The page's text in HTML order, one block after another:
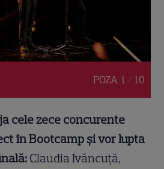
POZA 1 / 10
cele zece concurente
în Bootcamp și vor lupta
Claudia Ivăncuţă,